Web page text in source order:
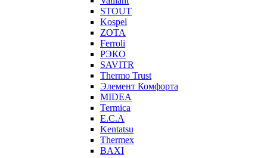
STOUT
Kospel
ZOTA
Ferroli
РЭКО
SAVITR
Thermo Trust
Элемент Комфорта
MIDEA
Termica
E.C.A
Kentatsu
Thermex
BAXI